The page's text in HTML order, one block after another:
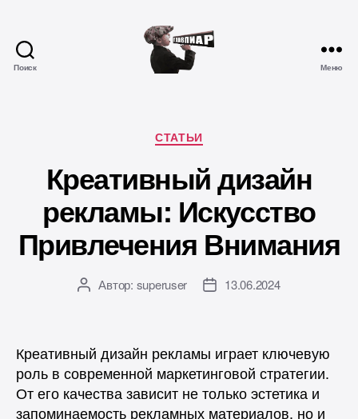
Поиск Меню
Рубрики
СТАТЬИ
Креативный дизайн
рекламы: Искусство
Привлечения Внимания
АвторАвтор: superuser
Дата13.06.2024
Креативный дизайн рекламы играет ключевую
роль в современной маркетинговой стратегии.
От его качества зависит не только эстетика и
запоминаемость рекламных материалов, но и